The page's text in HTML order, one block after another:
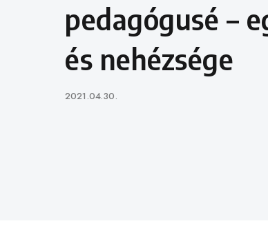
pedagógusé –
és nehézsége
Published
2021.04.30.